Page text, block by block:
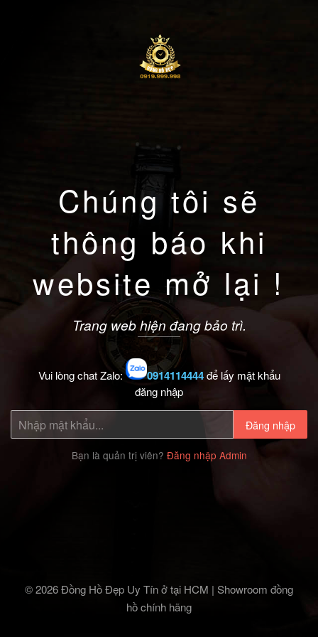
Chúng tôi sẽ
thông báo khi
website mở lại !
Trang web hiện đang bảo trì.
Vui lòng chat Zalo: 0914114444để lấy mật khẩu
đăng nhập
Đăng nhập
Bạn là quản trị viên? Đăng nhập Admin
© 2026 Đồng Hồ Đẹp Uy Tín ở tại HCM | Showroom đồng
hồ chính hãng‎